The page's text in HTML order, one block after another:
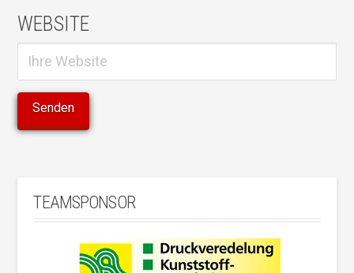
WEBSITE
TEAMSPONSOR